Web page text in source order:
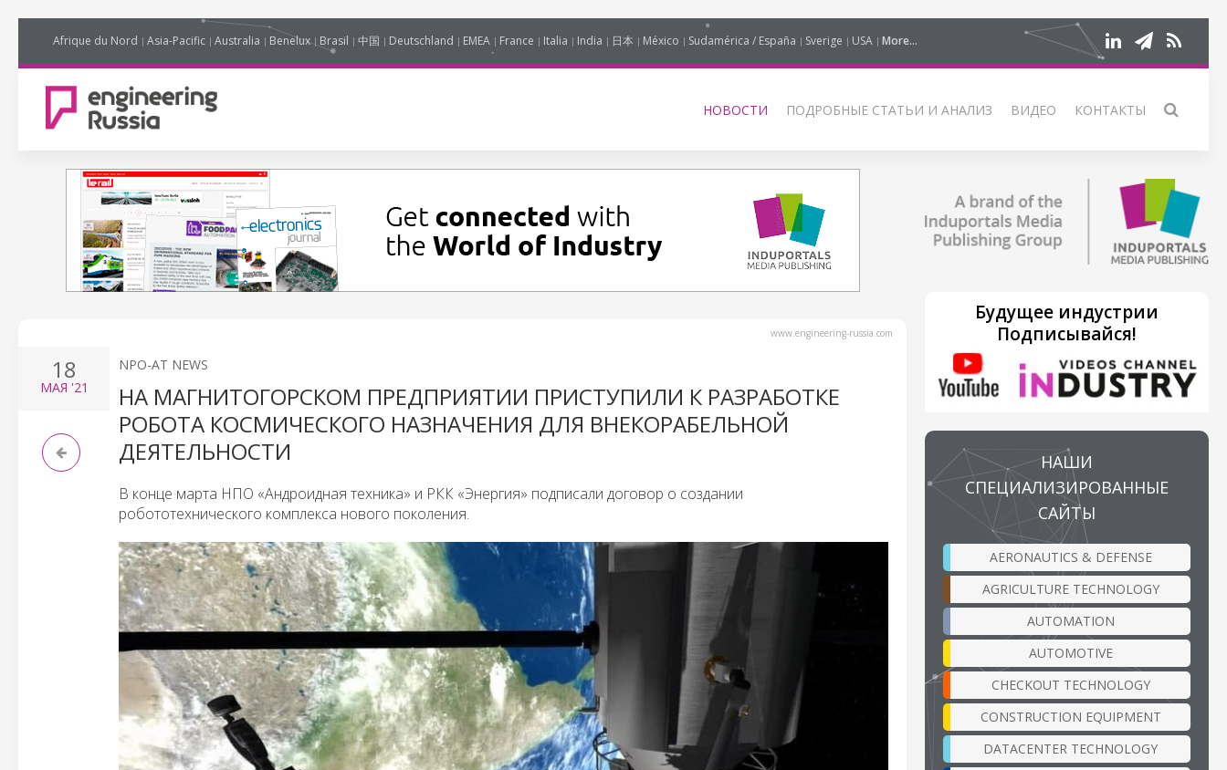
Afrique du Nord Asia-Pacific Australia Benelux Brasil 中国 Deutschland EMEA France Italia India 日本 México Sudamérica / España Sverige USA More...
НОВОСТИ ПОДРОБНЫЕ СТАТЬИ И АНАЛИЗ ВИДЕО КОНТАКТЫ
www.engineering-russia.com
18
МАЯ '21
NPO-AT NEWS
НА МАГНИТОГОРСКОМ ПРЕДПРИЯТИИ ПРИСТУПИЛИ К РАЗРАБОТКЕ
РОБОТА КОСМИЧЕСКОГО НАЗНАЧЕНИЯ ДЛЯ ВНЕКОРАБЕЛЬНОЙ
ДЕЯТЕЛЬНОСТИ
В конце марта НПО «Андроидная техника» и РКК «Энергия» подписали договор о создании
робототехнического комплекса нового поколения.
Будущее индустрии
Подписывайся!
НАШИ
СПЕЦИАЛИЗИРОВАННЫЕ
САЙТЫ
AERONAUTICS & DEFENSE
AGRICULTURE TECHNOLOGY
AUTOMATION
AUTOMOTIVE
CHECKOUT TECHNOLOGY
CONSTRUCTION EQUIPMENT
DATACENTER TECHNOLOGY